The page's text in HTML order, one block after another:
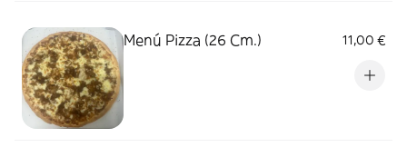
Menú Pizza (26 Cm.) 11,00 €